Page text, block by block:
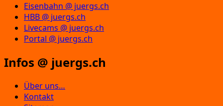
Eisenbahn @ juergs.ch
HBB @ juergs.ch
Livecams @ juergs.ch
Portal @ juergs.ch
Infos @ juergs.ch
Über uns…
Kontakt